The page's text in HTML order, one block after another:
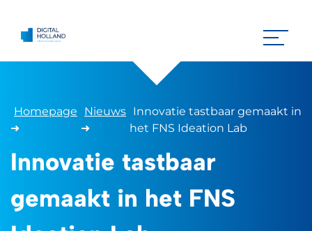
Homepage
➜
Nieuws
➜
Innovatie tastbaar gemaakt in
het FNS Ideation Lab
Innovatie tastbaar
gemaakt in het FNS